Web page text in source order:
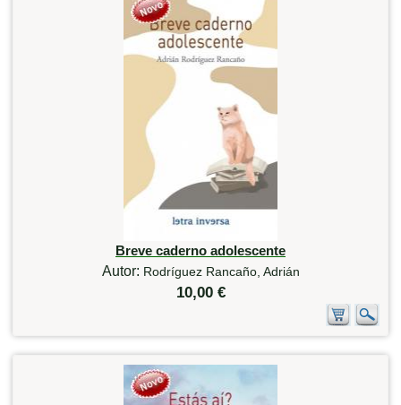
Breve caderno adolescente
Autor: Rodríguez Rancaño, Adrián
10,00 €